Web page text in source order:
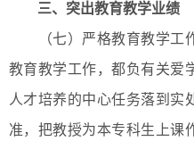
三、突出教育教学业绩
（七）严格教育教学工作
教育教学工作，都负有关爱
人才培养的中心任务落到实
准，把教授为本专科生上课